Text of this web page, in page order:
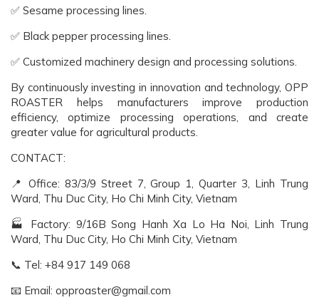
✅ Sesame processing lines.
✅ Black pepper processing lines.
✅ Customized machinery design and processing solutions.
By continuously investing in innovation and technology, OPP
ROASTER helps manufacturers improve production
efficiency, optimize processing operations, and create
greater value for agricultural products.
CONTACT:
📍 Office: 83/3/9 Street 7, Group 1, Quarter 3, Linh Trung
Ward, Thu Duc City, Ho Chi Minh City, Vietnam
🏭 Factory: 9/16B Song Hanh Xa Lo Ha Noi, Linh Trung
Ward, Thu Duc City, Ho Chi Minh City, Vietnam
📞 Tel: +84 917 149 068
📧 Email: opproaster@gmail.com